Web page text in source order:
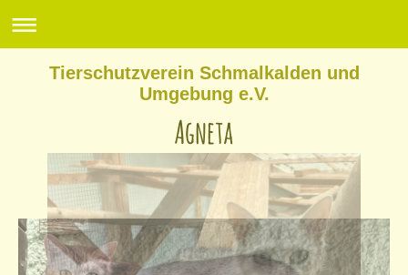
Tierschutzverein Schmalkalden und
Umgebung e.V.
Agneta